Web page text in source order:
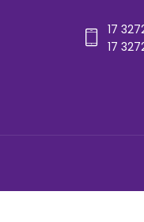
17
17